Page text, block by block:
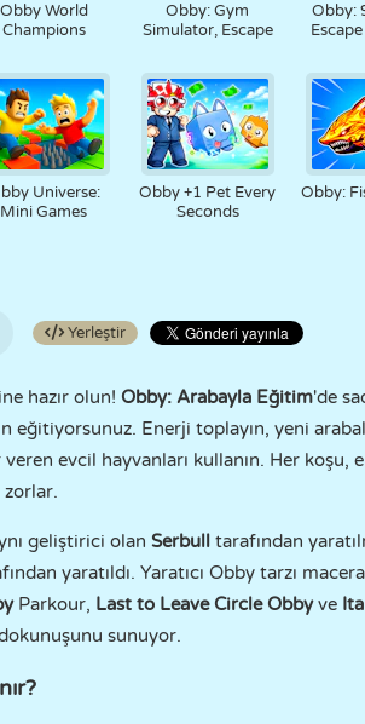
Obby World
Champions
Obby: Gym
Simulator, Escape
Obby:
Universe:
Mini Games
Obby +1 Pet Every
Seconds
Obby:
Yerleştir
hazır olun! Obby: Arabayla Eğitim'de
eğitiyorsunuz. Enerji toplayın, yeni
evcil hayvanları kullanın. Her
geliştirici olan Serbull tarafından
yaratıldı. Yaratıcı Obby tarzı
Parkour, Last to Leave Circle Obbyve
sunuyor.